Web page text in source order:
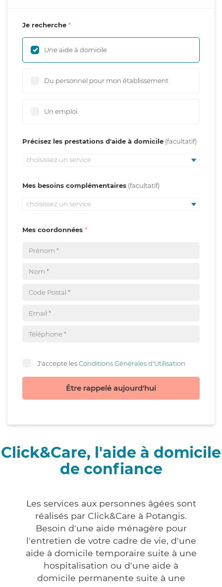
Je recherche
Une aide à domicile
Du personnel pour mon établissement
Un emploi
Précisez les prestations d'aide à domicile
choisissez un service
Mes besoins complémentaires
choisissez un service
Mes coordonnées
J'accepte lesConditions Générales d'Utilisation
Être rappelé aujourd'hui
Click&Care, l'aide à domicile
de confiance
Les services aux personnes âgées sont
réalisés par Click&Care à Potangis.
Besoin d'une aide ménagère pour
l'entretien de votre cadre de vie, d'une
aide à domicile temporaire suite à une
hospitalisation ou d'une aide à
domicile permanente suite à une